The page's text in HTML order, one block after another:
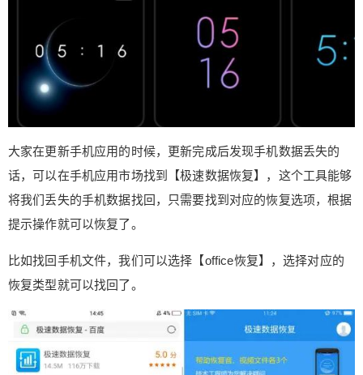
大家在更新手机应用的时候，更新完成后发现手机数据丢失的
话，可以在手机应用市场找到【极速数据恢复】，这个工具能够
将我们丢失的手机数据找回，只需要找到对应的恢复选项，根据
提示操作就可以恢复了。
比如找回手机文件，我们可以选择【office恢复】，选择对应的
恢复类型就可以找回了。
给Nancy打赏
5 元 10 元
20 50